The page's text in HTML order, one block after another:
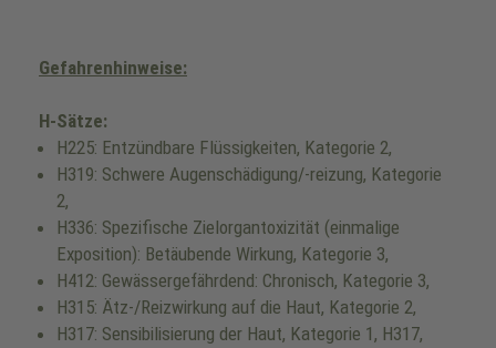
Gefahrenhinweise:
H-Sätze:
H225: Entzündbare Flüssigkeiten, Kategorie 2,
H319: Schwere Augenschädigung/-reizung, Kategorie
2,
H336: Spezifische Zielorgantoxizität (einmalige
Exposition): Betäubende Wirkung, Kategorie 3,
H412: Gewässergefährdend: Chronisch, Kategorie 3,
H315: Ätz-/Reizwirkung auf die Haut, Kategorie 2,
H317: Sensibilisierung der Haut, Kategorie 1, H317,